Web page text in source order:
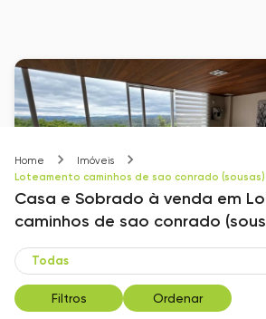
Home
Imóveis
Loteamento caminhos de sao conrado (sousas)
Casa e Sobrado à venda em
caminhos de sao conrado
Filtros Ordenar
Casa à venda em Campinas,
Caminhos de San Conrado, com 4
m², San Conrado
Loteamento Caminhos de São Conrado